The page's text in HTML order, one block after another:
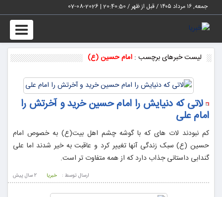
جمعه, ۱۶ مرداد ۱۴۰۵ / قبل از ظهر / 20:40:50
|
2026-08-07
Toggle
لیست خبرهای برچسب : امام حسين (ع)
لاتی که دنیایش را امام حسین خرید و آخرتش را
امام علی
کم نبودند لات های که با گوشه چشم اهل بیت(ع) به خصوص امام
حسین (ع) سبک زندگی آنها تغییر کرد و عاقبت به خیر شدند اما علی
گندابی داستانی جذاب دارد که از همه متفاوت تر است.
2 سال پيش ارسال توسط : خبریا